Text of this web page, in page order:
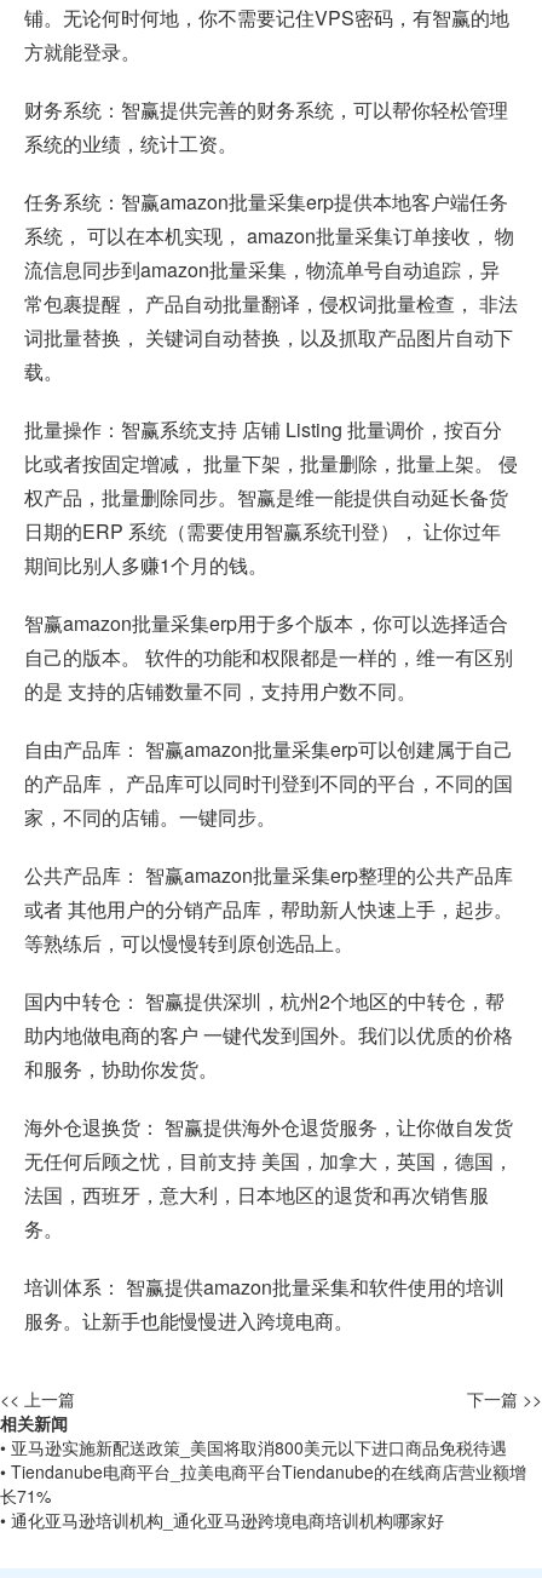
铺。无论何时何地，你不需要记住VPS密码，有智赢的地
方就能登录。
财务系统：智赢提供完善的财务系统，可以帮你轻松管理
系统的业绩，统计工资。
任务系统：智赢amazon批量采集erp提供本地客户端任务
系统， 可以在本机实现， amazon批量采集订单接收， 物
流信息同步到amazon批量采集，物流单号自动追踪，异
常包裹提醒， 产品自动批量翻译，侵权词批量检查， 非法
词批量替换， 关键词自动替换，以及抓取产品图片自动下
载。
批量操作：智赢系统支持 店铺 Listing 批量调价，按百分
比或者按固定增减， 批量下架，批量删除，批量上架。 侵
权产品，批量删除同步。智赢是维一能提供自动延长备货
日期的ERP 系统（需要使用智赢系统刊登）， 让你过年
期间比别人多赚1个月的钱。
智赢amazon批量采集erp用于多个版本，你可以选择适合
自己的版本。 软件的功能和权限都是一样的，维一有区别
的是 支持的店铺数量不同，支持用户数不同。
自由产品库： 智赢amazon批量采集erp可以创建属于自己
的产品库， 产品库可以同时刊登到不同的平台，不同的国
家，不同的店铺。一键同步。
公共产品库： 智赢amazon批量采集erp整理的公共产品库
或者 其他用户的分销产品库，帮助新人快速上手，起步。
等熟练后，可以慢慢转到原创选品上。
国内中转仓： 智赢提供深圳，杭州2个地区的中转仓，帮
助内地做电商的客户 一键代发到国外。我们以优质的价格
和服务，协助你发货。
海外仓退换货： 智赢提供海外仓退货服务，让你做自发货
无任何后顾之忧，目前支持 美国，加拿大，英国，德国，
法国，西班牙，意大利，日本地区的退货和再次销售服
务。
培训体系： 智赢提供amazon批量采集和软件使用的培训
服务。让新手也能慢慢进入跨境电商。
<< 上一篇
下一篇 >>
相关新闻
• 亚马逊实施新配送政策_美国将取消800美元以下进口商品免税待遇
• Tiendanube电商平台_拉美电商平台Tiendanube的在线商店营业额增
长71%
• 通化亚马逊培训机构_通化亚马逊跨境电商培训机构哪家好